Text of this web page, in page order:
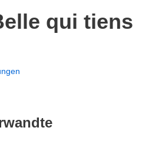
qui tiens